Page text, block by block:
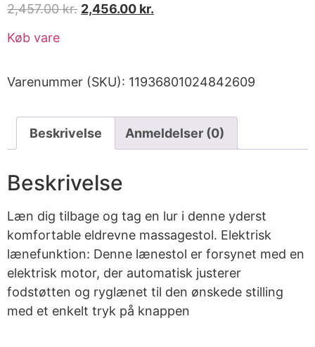
2,457.00kr. 2,456.00 kr.
Køb vare
Varenummer (SKU): 11936801024842609
Beskrivelse Anmeldelser (0)
Beskrivelse
Læn dig tilbage og tag en lur i denne yderst
komfortable eldrevne massagestol. Elektrisk
lænefunktion: Denne lænestol er forsynet med en
elektrisk motor, der automatisk justerer
fodstøtten og ryglænet til den ønskede stilling
med et enkelt tryk på knappen